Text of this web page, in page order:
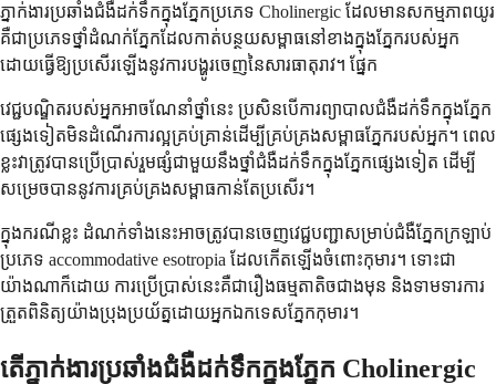
ភ្នាក់ងារប្រឆាំងជំងឺដក់ទឹកក្នុងភ្នែកប្រភេទ Cholinergic ដែលមានសកម្មភាពយូរ
គឺជាប្រភេទថ្នាំដំណក់ភ្នែកដែលកាត់បន្ថយសម្ពាធនៅខាងក្នុងភ្នែករបស់អ្នក
ដោយធ្វើឱ្យប្រសើរឡើងនូវការបង្ហូរចេញនៃសារធាតុរាវ។ ផ្នែក
វេជ្ជបណ្ឌិតរបស់អ្នកអាចណែនាំថ្នាំនេះ ប្រសិនបើការព្យាបាលជំងឺដក់ទឹកក្នុងភ្នែក
ផ្សេងទៀតមិនដំណើរការល្អគ្រប់គ្រាន់ដើម្បីគ្រប់គ្រងសម្ពាធភ្នែករបស់អ្នក។ ពេល
ខ្លះវាត្រូវបានប្រើប្រាស់រួមផ្សំជាមួយនឹងថ្នាំជំងឺដក់ទឹកក្នុងភ្នែកផ្សេងទៀត ដើម្បី
សម្រេចបាននូវការគ្រប់គ្រងសម្ពាធកាន់តែប្រសើរ។
ក្នុងករណីខ្លះ ដំណក់ទាំងនេះអាចត្រូវបានចេញវេជ្ជបញ្ជាសម្រាប់ជំងឺភ្នែកក្រឡាប់
ប្រភេទ accommodative esotropia ដែលកើតឡើងចំពោះកុមារ។ ទោះជា
យ៉ាងណាក៏ដោយ ការប្រើប្រាស់នេះគឺជារឿងធម្មតាតិចជាងមុន និងទាមទារការ
ត្រួតពិនិត្យយ៉ាងប្រុងប្រយ័ត្នដោយអ្នកឯកទេសភ្នែកកុមារ។
តើភ្នាក់ងារប្រឆាំងជំងឺដក់ទឹកក្នុងភ្នែក Cholinergic